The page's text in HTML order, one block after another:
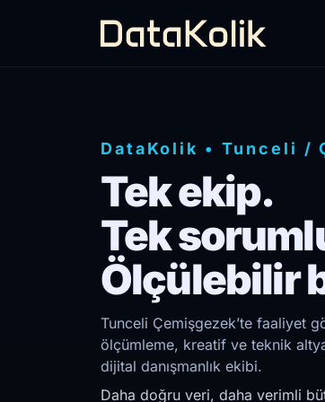
DataKolik • Tunceli /
Tek ekip.
Tek
Ölçülebilir
Tunceli Çemişgezek’te faaliyet
ölçümleme, kreatif ve teknik
dijital danışmanlık ekibi.
Daha doğru veri, daha verimli